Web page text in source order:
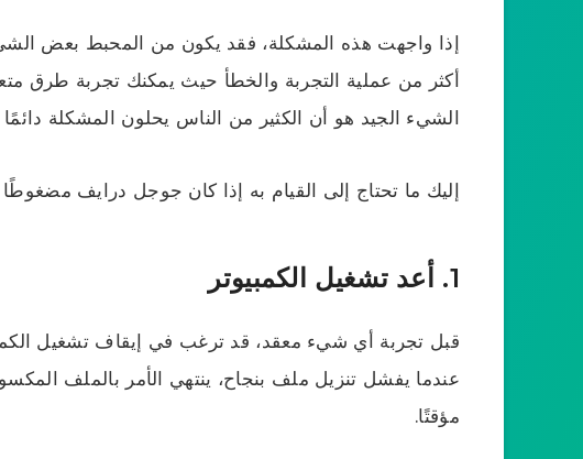
إذا واجهت هذه المشكلة، فقد يكون من المحبط بعض
أكثر من عملية التجربة والخطأ حيث يمكنك تجربة طرق
الشيء الجيد هو أن الكثير من الناس يحلون المشكلة دائمًا
إليك ما تحتاج إلى القيام به إذا كان جوجل درايف مضغوطًا
1. أعد تشغيل الكمبيوتر
قبل تجربة أي شيء معقد، قد ترغب في إيقاف تشغيل
عندما يفشل تنزيل ملف بنجاح، ينتهي الأمر بالملف
مؤقتًا.